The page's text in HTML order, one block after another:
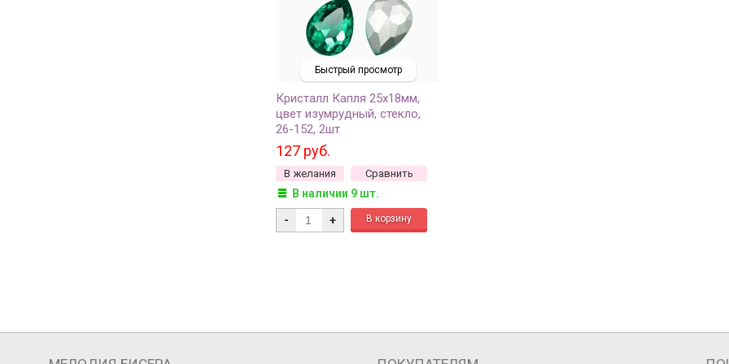
Быстрый просмотр
Кристалл Капля 25х18мм,
цвет изумрудный, стекло,
26-152, 2шт
127 руб.
В желания Сравнить
В наличии 9 шт.
- +